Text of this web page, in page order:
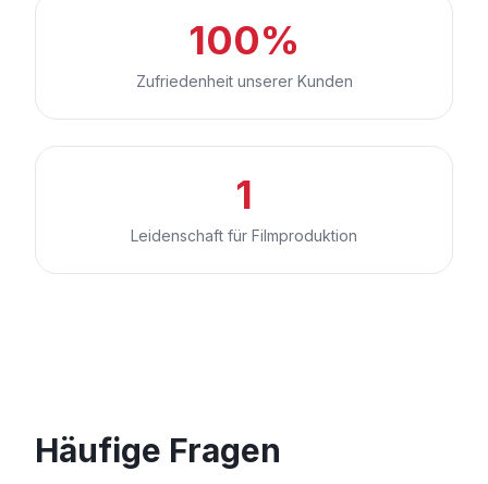
100%
Zufriedenheit unserer Kunden
1
Leidenschaft für Filmproduktion
Häufige Fragen